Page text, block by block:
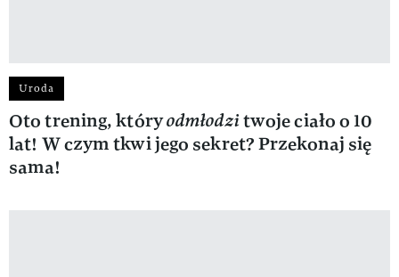
Uroda
Oto trening, któryodmłodzitwoje ciało o 10
lat! W czym tkwi jego sekret? Przekonaj się
sama!